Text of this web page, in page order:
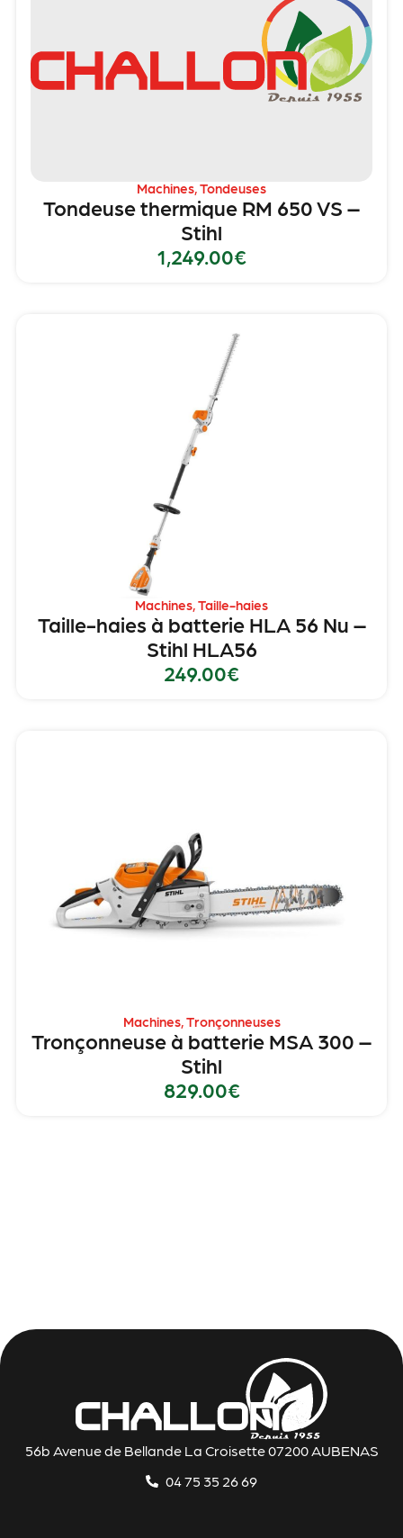
Machines,Tondeuses
Tondeuse thermique RM 650 VS –
Stihl
1,249.00€
Machines,Taille-haies
Taille-haies à batterie HLA 56 Nu –
Stihl HLA56
249.00€
Machines,Tronçonneuses
Tronçonneuse à batterie MSA 300 –
Stihl
829.00€
56b Avenue de Bellande La Croisette 07200 AUBENAS
04 75 35 26 69